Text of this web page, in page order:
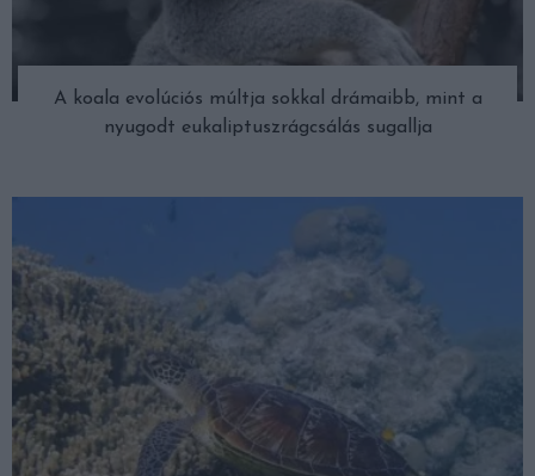
A koala evolúciós múltja sokkal drámaibb, mint a
nyugodt eukaliptuszrágcsálás sugallja